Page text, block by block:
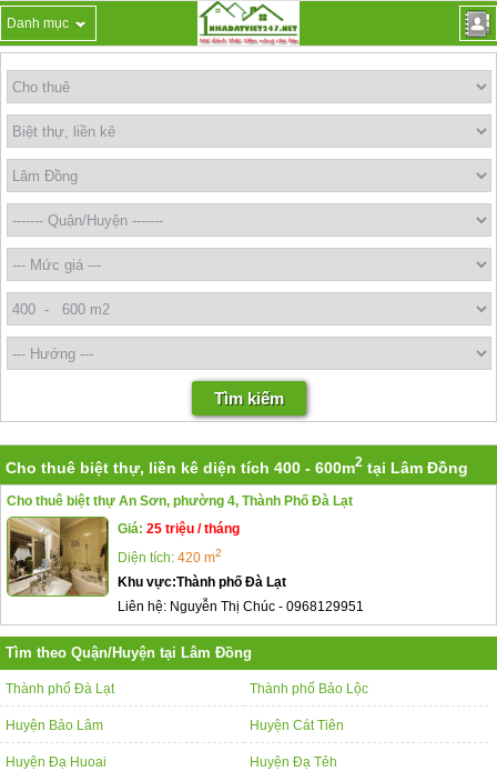
Danh mục
Cho thuê biệt thự, liền kê diện tích 400 - 600m2 tại Lâm Đồng
Cho thuê biệt thự An Sơn, phường 4, Thành Phố Đà Lạt
Giá: 25 triệu / tháng
Diện tích: 420 m2
Khu vực:Thành phố Đà Lạt
Liên hệ: Nguyễn Thị Chúc - 0968129951
Tìm theo Quận/Huyện tại Lâm Đồng
Thành phố Đà Lạt Thành phố Bảo Lộc
Huyện Bảo Lâm Huyện Cát Tiên
Huyện Đạ Huoai Huyện Đạ Tẻh